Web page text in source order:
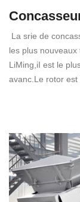
La srie de
les plus
LiMing,iI est le
avanc.Le rotor